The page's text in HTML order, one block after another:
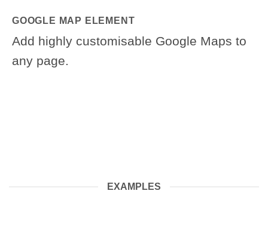
GOOGLE MAP ELEMENT
Add highly customisable Google Maps to
any page.
EXAMPLES